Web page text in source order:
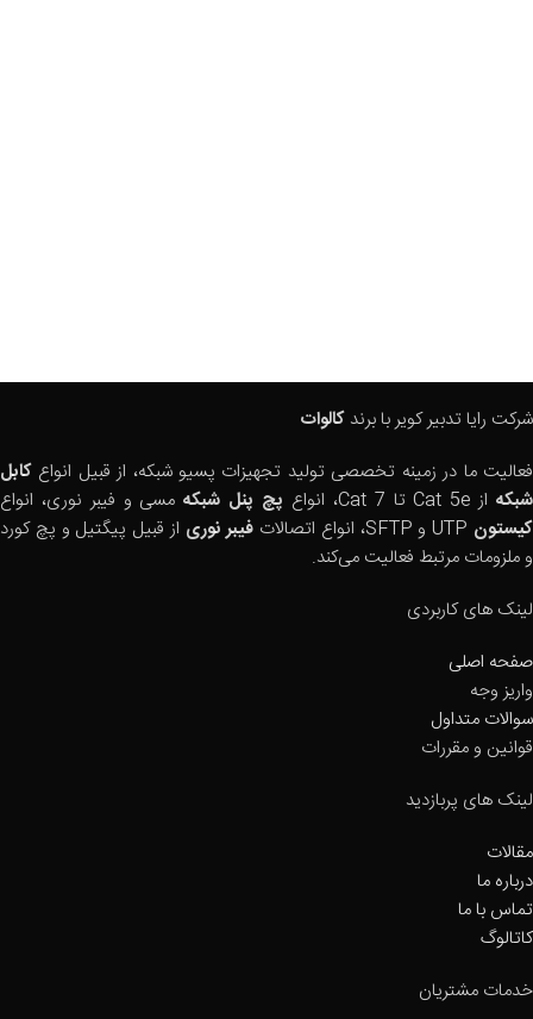
شرکت رایا تدبیر کویر با برند کالوات
فعالیت ما در زمینه تخصصی تولید تجهیزات پسیو شبکه، از قبیل انواع کابل
شبکهاز Cat 5e تا Cat 7، انواع پچ پنل شبکهمسی و فیبر نوری، انواع
کیستون
فیبر نوری از قبیل پیگتیل و پچ کورد
و ملزومات مرتبط فعالیت می‌کند.
لینک های کاربردی
صفحه اصلی
واریز وجه
سوالات متداول
قوانین و مقررات
لینک های پربازدید
مقالات
درباره ما
تماس با ما
کاتالوگ
خدمات مشتریان